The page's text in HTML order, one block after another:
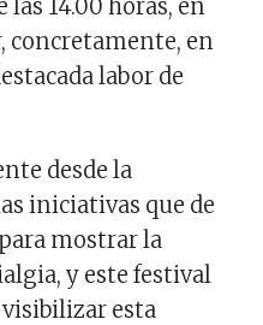
14.00 horas, en
concretamente, en
labor de
desde la
iniciativas que de
mostrar la
y este festival
visibilizar esta